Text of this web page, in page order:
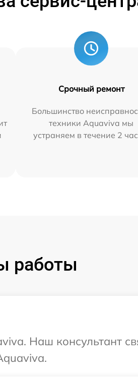
Срочный ремонт
Большинство
техники Aquaviva мы
устраняем в течение 2
работы
Наш консультант